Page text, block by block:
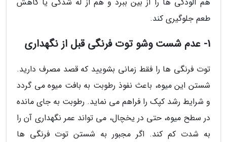
طعم جلوگیری کند.
1- عدم شست وشو توت فرنگی قبل از نگهداری
توت فرنگی ها را فقط زمانی بشویید که قصد مصرف دارید.
شستن این میوه، باعث نفوذ رطوبت به بافت میوه می گردد
و شرایط رشد کپک را فراهم می نماید. رطوبت به جای مانده
در سطح میوه، حتی در یخچال، می تواند عمر نگهداری آن را
به شدت کم کند. اگر مجبور به شستن توت فرنگی ها